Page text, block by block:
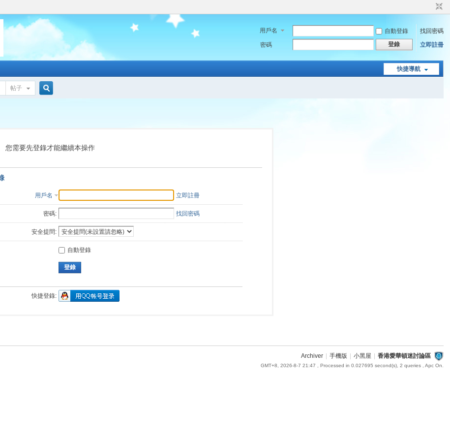
用戶名 自動登錄
找回密碼
密碼
登錄 立即註冊
快捷導航
帖子
索
您需要先登錄才能繼續本操作
用戶名 立即註冊
密碼: 找回密碼
安全提問:
自動登錄
登錄
快捷登錄:
Archiver 手機版 小黑屋 香港愛華頓迷討論區
GMT+8, 2026-8-7 21:47 , Processed in 0.027695 second(s), 2 queries , Apc On.